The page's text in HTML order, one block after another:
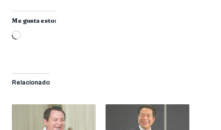
Me gusta esto:
Cargando...
Relacionado